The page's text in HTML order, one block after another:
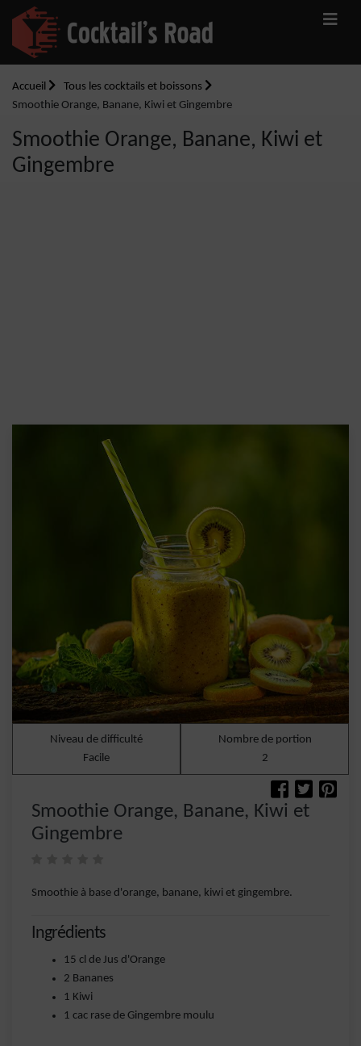
Accueil
Tous les cocktails et boissons
Smoothie Orange, Banane, Kiwi et Gingembre
Smoothie Orange, Banane, Kiwi et
Gingembre
Niveau de difficulté
Facile
Nombre de portion
2
Smoothie Orange, Banane, Kiwi et
Gingembre
Smoothie à base d'orange, banane, kiwi et gingembre.
Ingrédients
15 cl de Jus d'Orange
2 Bananes
1 Kiwi
1 cac rase de Gingembre moulu